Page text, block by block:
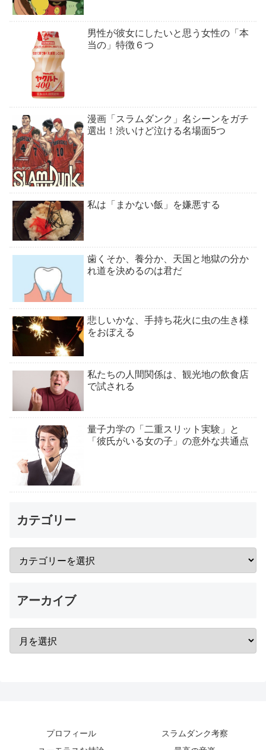
男性が彼女にしたいと思う女性の「本
当の」特徴６つ
漫画「スラムダンク」名シーンをガチ
選出！渋いけど泣ける名場面5つ
私は「まかない飯」を嫌悪する
歯くそか、養分か、天国と地獄の分か
れ道を決めるのは君だ
悲しいかな、手持ち花火に虫の生き様
をおぼえる
私たちの人間関係は、観光地の飲食店
で試される
量子力学の「二重スリット実験」と
「彼氏がいる女の子」の意外な共通点
カテゴリー
アーカイブ
プロフィール
スラムダンク考察